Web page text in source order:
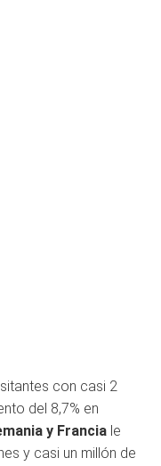
con casi 2
del 8,7% en
y Francia le
y casi un millón de